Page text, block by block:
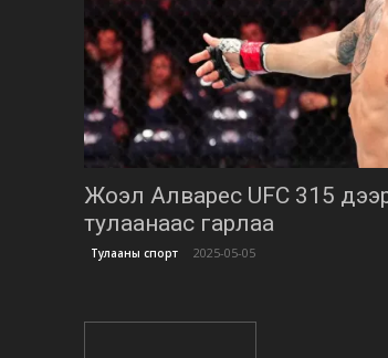
Жоэл Алварес UFC 315
тулаанаас гарлаа
Тулааны спорт 2025-05-05